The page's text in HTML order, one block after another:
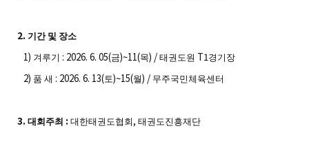
2. 기간 및 장소
1) 겨루기 : 2026. 6. 05(금)~11(목) / 태권도원 T1경기장
2) 품 새 : 2026. 6. 13(토)~15(월) / 무주국민체육센터
3. 대회주최 : 대한태권도협회 , 태권도진흥재단